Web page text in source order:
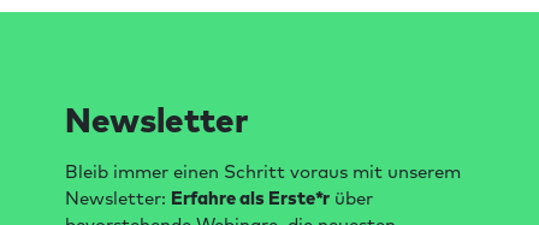
Newsletter
Bleib immer einen Schritt voraus mit unserem
Newsletter: Erfahre als Erste*r über